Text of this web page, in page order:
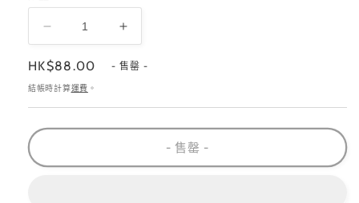
KSM-
001
數
量
減
NN-
KSM-
001
量
增
定
價
HK$88.00 - 售罄 -
結帳時計算運費 。
- 售罄 -